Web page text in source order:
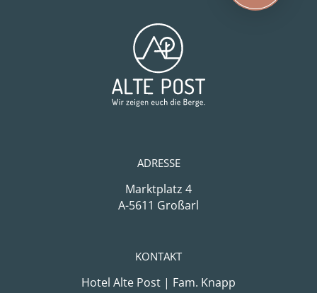
KONTAKT
Hotel Alte Post | Fam. Knapp
ADRESSE
Marktplatz 4
A-5611 Großarl